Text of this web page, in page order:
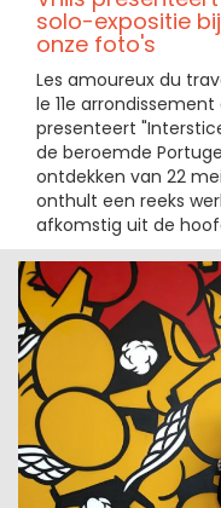
solo-expositie
onze foto's
Les amoureux du
le 11e
presenteert
de beroemde
ontdekken van 22
onthult een reeks
afkomstig uit de